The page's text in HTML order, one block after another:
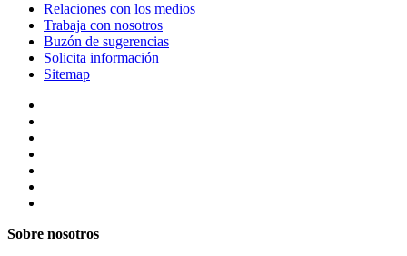
Relaciones con los medios
Trabaja con nosotros
Buzón de sugerencias
Solicita información
Sitemap
Sobre nosotros